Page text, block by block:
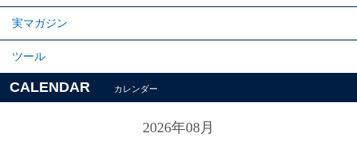
実マガジン
ツール
CALENDAR カレンダー
2026年08月